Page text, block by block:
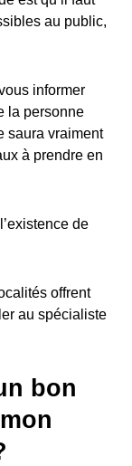
au public,
informer
la personne
saura vraiment
à prendre en
de
offrent
au spécialiste
bon